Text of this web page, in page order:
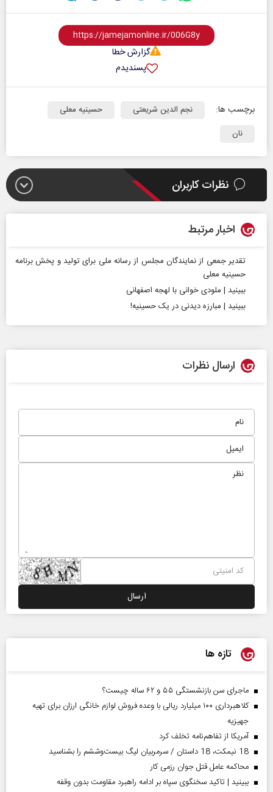
گزارش خطا
پسندیدم
برچسب ها: نجم الدین شریعتی
حسینیه معلی
نان
نظرات کاربران
اخبار مرتبط
تقدیر جمعی از نمایندگان مجلس از رسانه ملی برای تولید و پخش برنامه
حسینیه معلی
ببینید | ملودی‌ خوانی با لهجه اصفهانی
ببینید | مبارزه‌ دیدنی در یک حسینیه!
ارسال نظرات
تازه ها
ماجرای سن بازنشستگی ۵۵ و ۶۲ ساله چیست؟
کلاهبرداری ۱۰۰ میلیارد ریالی با وعده فروش لوازم خانگی ارزان برای تهیه
جهیزیه
آمریکا از تفاهم‌نامه تخلف کرد
18 نیمکت، 18 داستان / سرمربیان لیگ بیست‌وششم را بشناسید
محاکمه عامل قتل جوان رزمی کار
ببینید | تاکید سخنگوی سپاه بر ادامه راهبرد مقاومت بدون وقفه